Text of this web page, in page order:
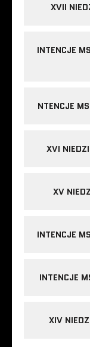
XVII
INTENCJE
NTENCJE
XVI
XV
INTENCJE
INTENCJE
XIV